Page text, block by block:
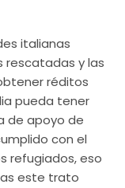
italianas
rescatadas y las
réditos
pueda tener
de apoyo de
con el
refugiados, eso
este trato